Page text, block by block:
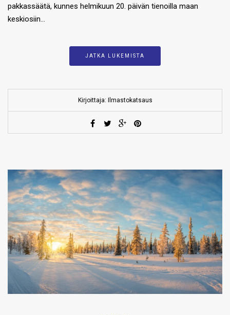
pakkassäätä, kunnes helmikuun 20. päivän tienoilla maan
keskiosiin…
JATKA LUKEMISTA
Kirjoittaja: Ilmastokatsaus